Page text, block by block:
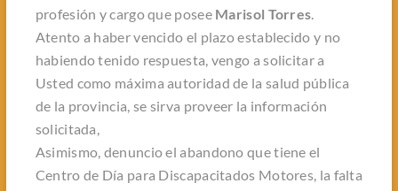
profesión y cargo que posee Marisol Torres
Atento a haber vencido el plazo establecido y no
habiendo tenido respuesta, vengo a solicitar a
Usted como máxima autoridad de la salud pública
de la provincia, se sirva proveer la información
solicitada,
Asimismo, denuncio el abandono que tiene el
Centro de Día para Discapacitados Motores, la falta